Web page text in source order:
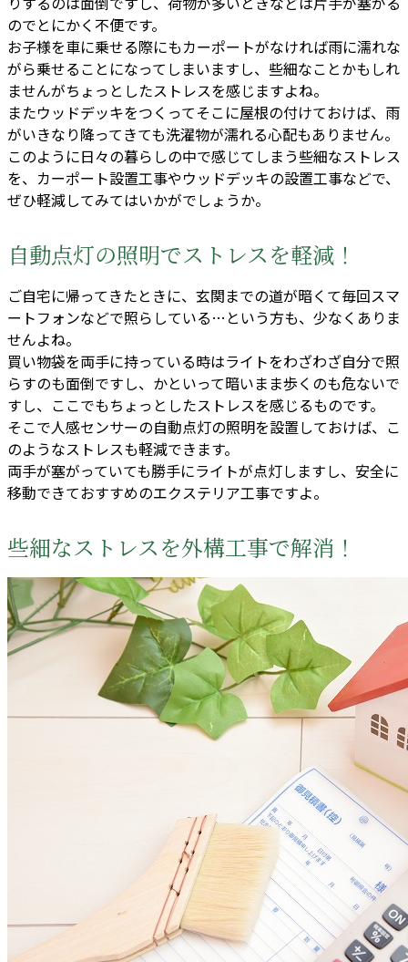
のでとにかく不便です。
お子様を車に乗せる際にもカーポートがなければ雨に濡れな
がら乗せることになってしまいますし、些細なことかもしれ
ませんがちょっとしたストレスを感じますよね。
またウッドデッキをつくってそこに屋根の付けておけば、雨
がいきなり降ってきても洗濯物が濡れる心配もありません。
このように日々の暮らしの中で感じてしまう些細なストレス
を、カーポート設置工事やウッドデッキの設置工事などで、
ぜひ軽減してみてはいかがでしょうか。
自動点灯の照明でストレスを軽減！
ご自宅に帰ってきたときに、玄関までの道が暗くて毎回スマ
ートフォンなどで照らしている…という方も、少なくありま
せんよね。
買い物袋を両手に持っている時はライトをわざわざ自分で照
らすのも面倒ですし、かといって暗いまま歩くのも危ないで
すし、ここでもちょっとしたストレスを感じるものです。
そこで人感センサーの自動点灯の照明を設置しておけば、こ
のようなストレスも軽減できます。
両手が塞がっていても勝手にライトが点灯しますし、安全に
移動できておすすめのエクステリア工事ですよ。
些細なストレスを外構工事で解消！